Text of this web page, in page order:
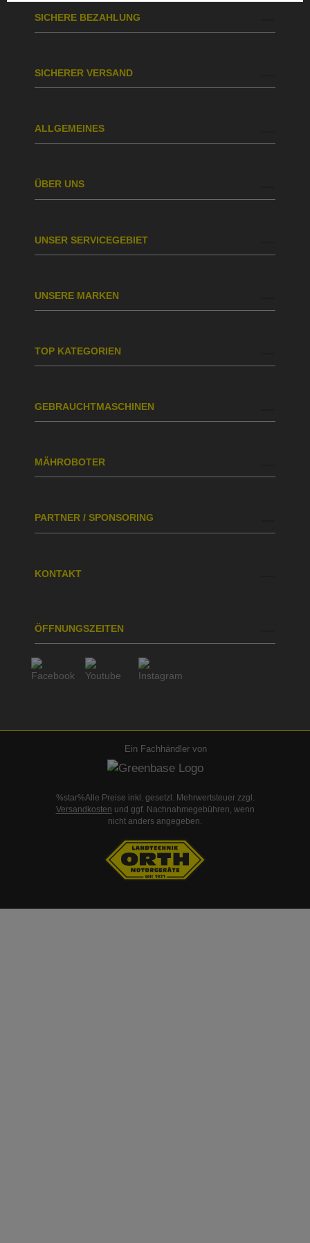
SICHERE BEZAHLUNG
SICHERER VERSAND
ALLGEMEINES
ÜBER UNS
UNSER SERVICEGEBIET
UNSERE MARKEN
TOP KATEGORIEN
GEBRAUCHTMASCHINEN
MÄHROBOTER
PARTNER / SPONSORING
KONTAKT
ÖFFNUNGSZEITEN
Ein Fachhändler von
%star%Alle Preise inkl. gesetzl. Mehrwertsteuer zzgl.
Versandkosten und ggf. Nachnahmegebühren, wenn
nicht anders angegeben.